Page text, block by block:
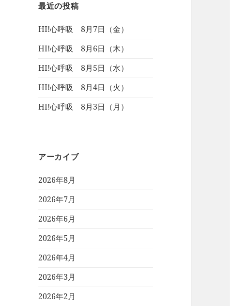
最近の投稿
HI!心呼吸 8月7日（金）
HI!心呼吸 8月6日（木）
HI!心呼吸 8月5日（水）
HI!心呼吸 8月4日（火）
HI!心呼吸 8月3日（月）
アーカイブ
2026年8月
2026年7月
2026年6月
2026年5月
2026年4月
2026年3月
2026年2月